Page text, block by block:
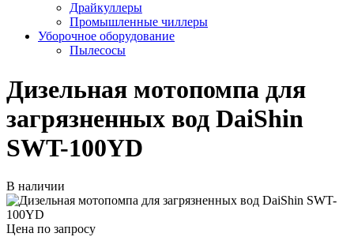
Драйкуллеры
Промышленные чиллеры
Уборочное оборудование
Пылесосы
Дизельная мотопомпа для
загрязненных вод DaiShin
SWT-100YD
В наличии
Цена по запросу